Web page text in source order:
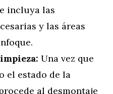
incluya las
y las áreas
Una vez que
el estado de la
al desmontaje